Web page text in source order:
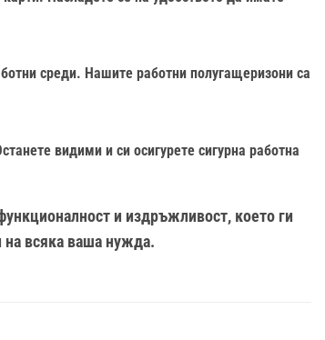
среди. Нашите работни полугащеризони са
видими и си осигурете сигурна работна
и издръжливост, което ги
на всяка ваша нужда.